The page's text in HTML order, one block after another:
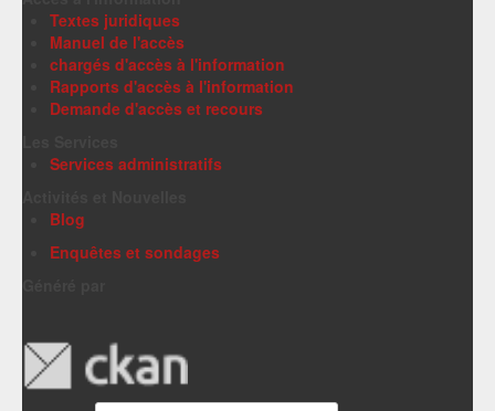
Textes juridiques
Manuel de l'accès
chargés d'accès à l'information
Rapports d'accès à l'information
Demande d'accès et recours
Services administratifs
Blog
Enquêtes et sondages